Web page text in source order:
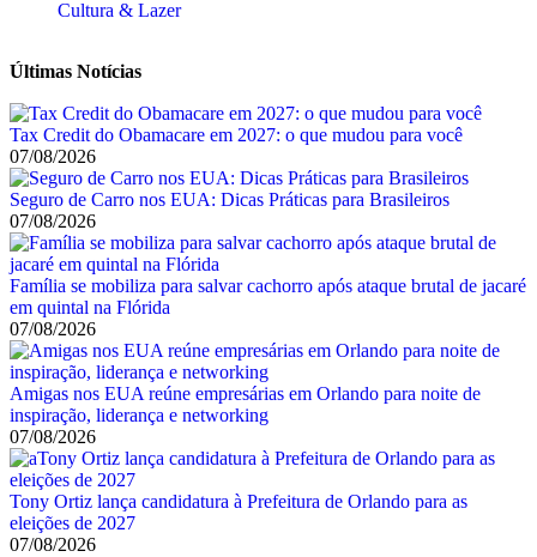
Cultura & Lazer
Últimas Notícias
Tax Credit do Obamacare em 2027: o que mudou para você
07/08/2026
Seguro de Carro nos EUA: Dicas Práticas para Brasileiros
07/08/2026
Família se mobiliza para salvar cachorro após ataque brutal de jacaré
em quintal na Flórida
07/08/2026
Amigas nos EUA reúne empresárias em Orlando para noite de
inspiração, liderança e networking
07/08/2026
Tony Ortiz lança candidatura à Prefeitura de Orlando para as
eleições de 2027
07/08/2026